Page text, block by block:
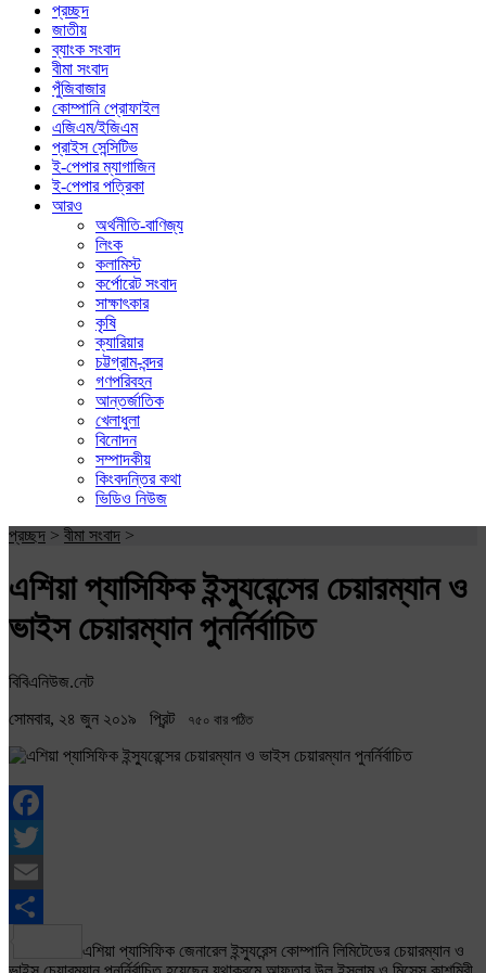
প্রচ্ছদ
জাতীয়
ব্যাংক সংবাদ
বীমা সংবাদ
পুঁজিবাজার
কোম্পানি প্রোফাইল
এজিএম/ইজিএম
প্রাইস সেন্সিটিভ
ই-পেপার ম্যাগাজিন
ই-পেপার পত্রিকা
আরও
অর্থনীতি-বাণিজ্য
লিংক
কলামিস্ট
কর্পোরেট সংবাদ
সাক্ষাৎকার
কৃষি
ক্যারিয়ার
চট্টগ্রাম-বন্দর
গণপরিবহন
আন্তর্জাতিক
খেলাধুলা
বিনোদন
সম্পাদকীয়
কিংবদন্তির কথা
ভিডিও নিউজ
প্রচ্ছদ > বীমা সংবাদ >
এশিয়া প্যাসিফিক ইন্স্যুরেন্সের চেয়ারম্যান ও
ভাইস চেয়ারম্যান পুনর্নির্বাচিত
বিবিএনিউজ.নেট
সোমবার, ২৪ জুন ২০১৯ প্রিন্ট ৭৫০ বার পঠিত
Facebook
Twitter
Email
Share
এশিয়া প্যাসিফিক জেনারেল ইন্স্যুরেন্স কোম্পানি লিমিটেডের চেয়ারম্যান ও